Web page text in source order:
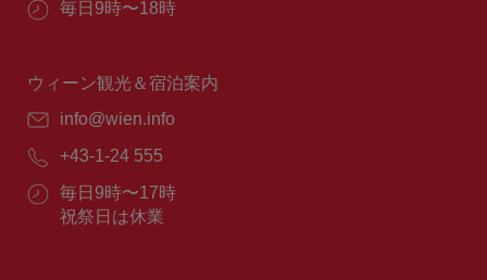
営
間：
毎日9時〜18時
ウィーン観光＆宿泊案内
E
ー
ル：
info@wien.info
電
番
号：
+43-1-24 555
営
業
毎日9時〜17時
祝祭日は休業